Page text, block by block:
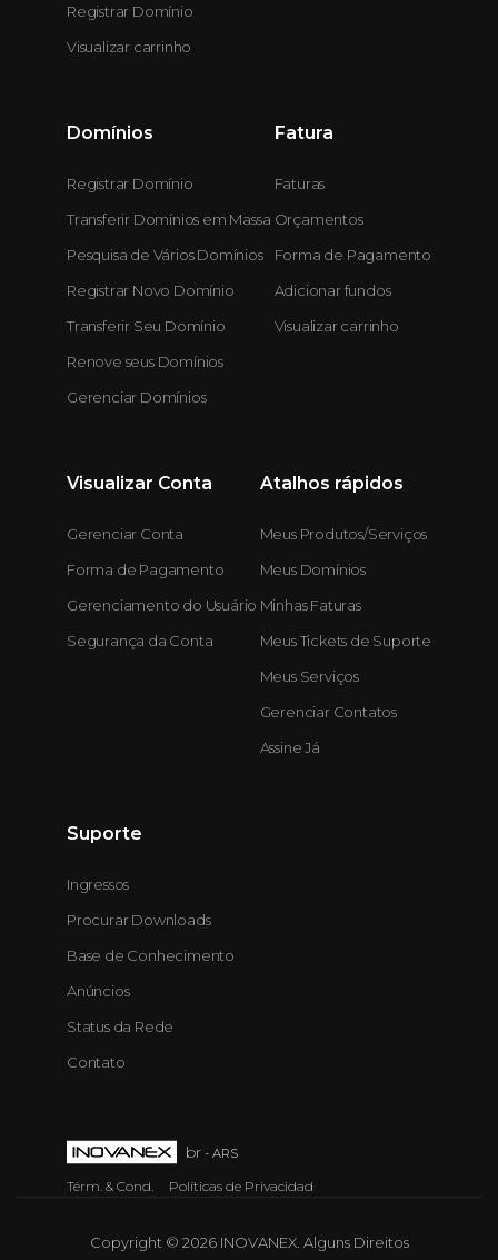
Registrar Domínio
Visualizar carrinho
Domínios
Registrar Domínio
Transferir Domínios em Massa
Pesquisa de Vários Domínios
Registrar Novo Domínio
Transferir Seu Domínio
Renove seus Domínios
Gerenciar Domínios
Fatura
Faturas
Orçamentos
Forma de Pagamento
Adicionar fundos
Visualizar carrinho
Visualizar Conta
Gerenciar Conta
Forma de Pagamento
Gerenciamento do Usuário
Segurança da Conta
Atalhos rápidos
Meus Produtos/Serviços
Meus Domínios
Minhas Faturas
Meus Tickets de Suporte
Meus Serviços
Gerenciar Contatos
Assine Já
Suporte
Ingressos
Procurar Downloads
Base de Conhecimento
Anúncios
Status da Rede
Contato
br - ARS
Térm. & Cond. Políticas de Privacidad
Copyright © 2026 INOVANEX. Alguns Direitos